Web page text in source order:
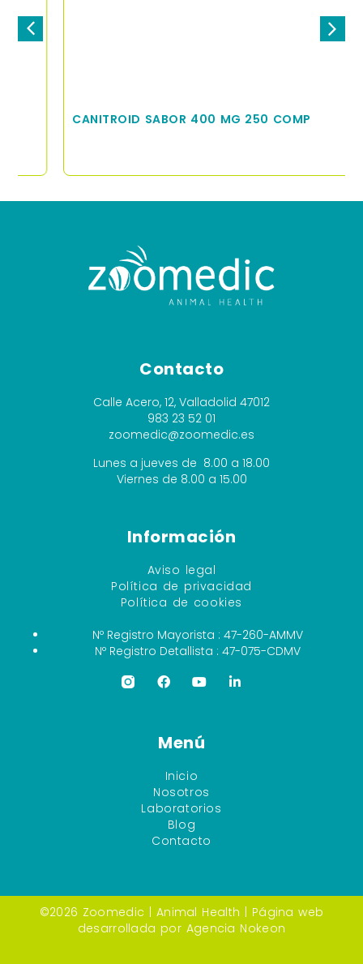
CANITROID SABOR 400 MG 250 COMP
Contacto
Calle Acero, 12, Valladolid 47012
983 23 52 01
zoomedic@zoomedic.es
Lunes a jueves de 8.00 a 18.00
Viernes de 8.00 a 15.00
Información
Aviso legal
Política de privacidad
Política de cookies
Nº Registro Mayorista : 47-260-AMMV
Nº Registro Detallista : 47-075-CDMV
Menú
Inicio
Nosotros
Laboratorios
Blog
Contacto
©2026 Zoomedic | Animal Health | Página web
desarrollada por Agencia Nokeon